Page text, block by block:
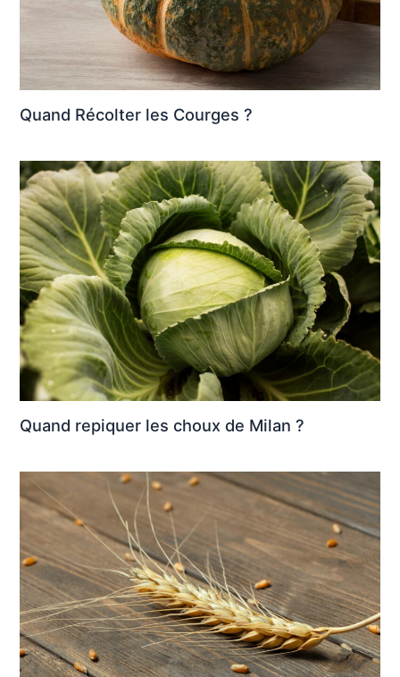
Quand Récolter les Courges ?
Quand repiquer les choux de Milan ?